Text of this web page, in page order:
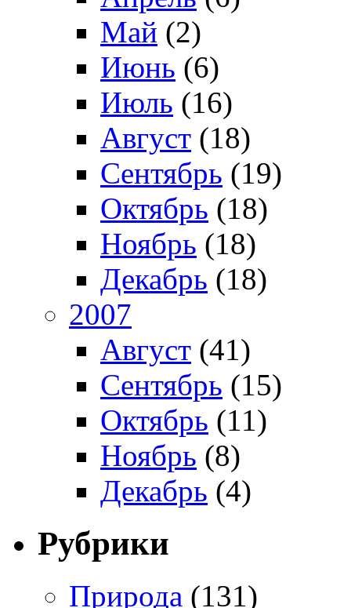
Май (2)
Июнь (6)
Июль (16)
Август (18)
Сентябрь (19)
Октябрь (18)
Ноябрь (18)
Декабрь (18)
2007
Август (41)
Сентябрь (15)
Октябрь (11)
Ноябрь (8)
Декабрь (4)
Рубрики
Природа (131)